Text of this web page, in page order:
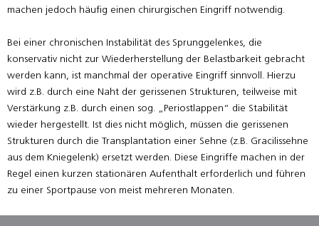
machen jedoch häufig einen chirurgischen Eingriff notwendig.
Bei einer chronischen Instabilität des Sprunggelenkes, die
konservativ nicht zur Wiederherstellung der Belastbarkeit gebracht
werden kann, ist manchmal der operative Eingriff sinnvoll. Hierzu
wird z.B. durch eine Naht der gerissenen Strukturen, teilweise mit
Verstärkung z.B. durch einen sog. „Periostlappen“ die Stabilität
wieder hergestellt. Ist dies nicht möglich, müssen die gerissenen
Strukturen durch die Transplantation einer Sehne (z.B. Gracilissehne
aus dem Kniegelenk) ersetzt werden. Diese Eingriffe machen in der
Regel einen kurzen stationären Aufenthalt erforderlich und führen
zu einer Sportpause von meist mehreren Monaten.